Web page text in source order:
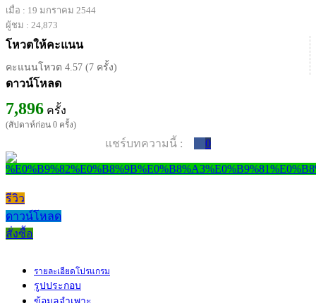
เมื่อ : 19 มกราคม 2544
ผู้ชม : 24,873
โหวตให้คะแนน
คะแนนโหวต 4.57 (7 ครั้ง)
ดาวน์โหลด
7,896 ครั้ง
(สัปดาห์ก่อน 0 ครั้ง)
แชร์บทความนี้ : 0
รีวิว
ดาวน์โหลด
สั่งซื้อ
รายละเอียดโปรแกรม
รูปประกอบ